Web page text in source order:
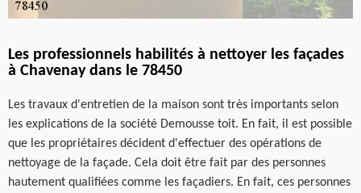
Les professionnels habilités à nettoyer les façades
à Chavenay dans le 78450
Les travaux d'entretien de la maison sont très importants selon
les explications de la société Demousse toit. En fait, il est possible
que les propriétaires décident d'effectuer des opérations de
nettoyage de la façade. Cela doit être fait par des personnes
hautement qualifiées comme les façadiers. En fait, ces personnes